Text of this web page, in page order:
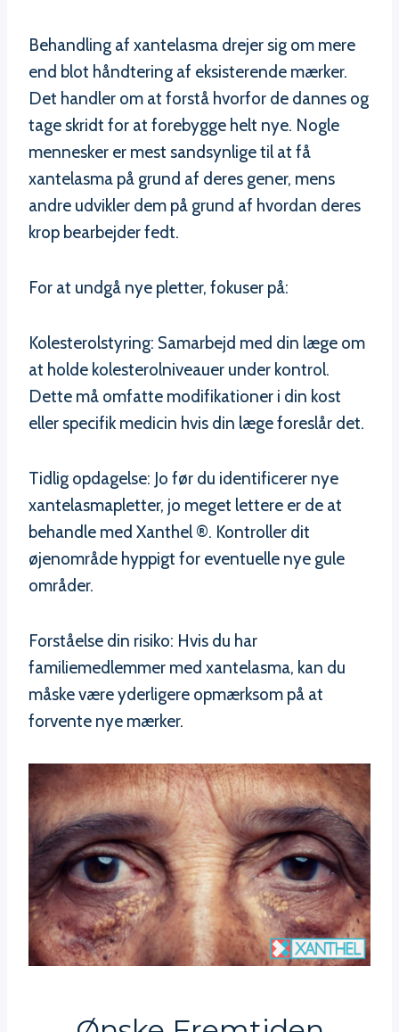
Behandling af xantelasma drejer sig om mere
end blot håndtering af eksisterende mærker.
Det handler om at forstå hvorfor de dannes og
tage skridt for at forebygge helt nye. Nogle
mennesker er mest sandsynlige til at få
xantelasma på grund af deres gener, mens
andre udvikler dem på grund af hvordan deres
krop bearbejder fedt.
For at undgå nye pletter, fokuser på:
Kolesterolstyring: Samarbejd med din læge om
at holde kolesterolniveauer under kontrol.
Dette må omfatte modifikationer i din kost
eller specifik medicin hvis din læge foreslår det.
Tidlig opdagelse: Jo før du identificerer nye
xantelasmapletter, jo meget lettere er de at
behandle med Xanthel ®. Kontroller dit
øjenområde hyppigt for eventuelle nye gule
områder.
Forståelse din risiko: Hvis du har
familiemedlemmer med xantelasma, kan du
måske være yderligere opmærksom på at
forvente nye mærker.